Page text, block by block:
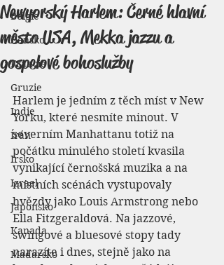
Belgie
Dánsko
Francie
Gruzie
Indie
Írán
Irsko
Izrael
Japonsko
Kanada
Maďarsko
Newyorský Harlem: Černé hlavní
město USA, Mekka jazzu a
gospelové bohoslužby
Harlem je jedním z těch míst v New
Yorku, které nesmíte minout. V
severním Manhattanu totiž na
počátku minulého století kvasila
vynikající černošská muzika a na
místních scénách vystupovaly
hvězdy jako Louis Armstrong nebo
Ella Fitzgeraldová. Na jazzové,
swingové a bluesové stopy tady
narazíte i dnes, stejně jako na